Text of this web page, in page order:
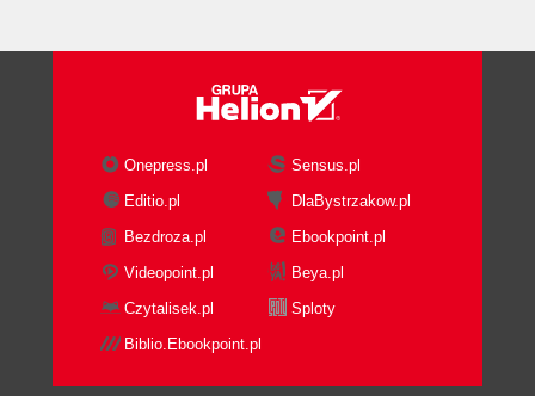
Onepress.pl
Sensus.pl
Editio.pl
DlaBystrzakow.pl
Bezdroza.pl
Ebookpoint.pl
Videopoint.pl
Beya.pl
Czytalisek.pl
Sploty
Biblio.Ebookpoint.pl